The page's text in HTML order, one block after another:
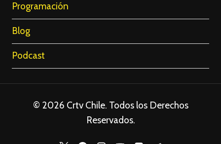
Programación
Blog
Podcast
© 2026 Crtv Chile. Todos los Derechos
Reservados.